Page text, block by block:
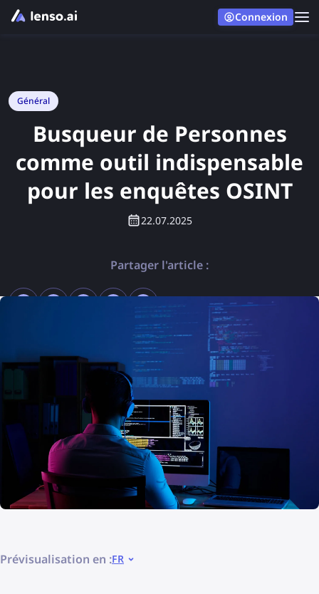
Connexion
Général
Busqueur de Personnes
comme outil indispensable
pour les enquêtes OSINT
22.07.2025
Partager l'article :
Prévisualisation en :FR